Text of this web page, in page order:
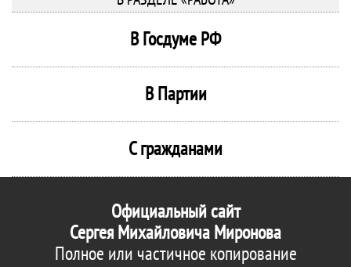
В Госдуме РФ
В Партии
С гражданами
Официальный сайт
Сергея Михайловича Миронова
Полное или частичное копирование